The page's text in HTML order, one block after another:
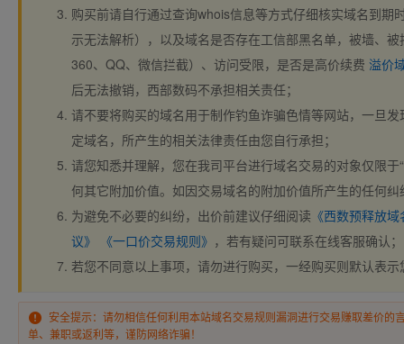
购买前请自行通过查询whois信息等方式仔细核实域名到期
示无法解析），以及域名是否存在工信部黑名单，被墙、
360、QQ、微信拦截）、访问受限，是否是高价续费 溢价
后无法撤销，西部数码不承担相关责任；
请不要将购买的域名用于制作钓鱼诈骗色情等网站，一旦
定域名，所产生的相关法律责任由您自行承担；
请您知悉并理解，您在我司平台进行域名交易的对象仅限于
何其它附加价值。如因交易域名的附加价值所产生的任何
为避免不必要的纠纷，出价前建议仔细阅读 《西数预释放
议》
《一口价交易规则》 ，若有疑问可联系在线客服确认；
若您不同意以上事项，请勿进行购买，一经购买则默认表
安全提示：请勿相信任何利用本站域名交易规则漏洞进行交易赚取差价的
单、兼职或返利等，谨防网络诈骗！